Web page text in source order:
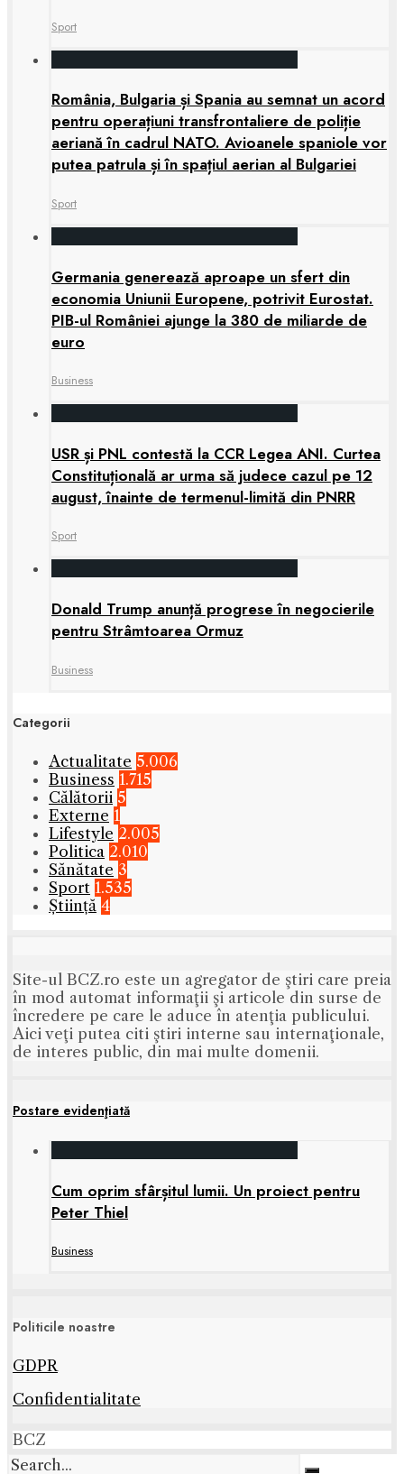
Sport
România, Bulgaria și Spania au semnat un acord
pentru operațiuni transfrontaliere de poliție
aeriană în cadrul NATO. Avioanele spaniole vor
putea patrula și în spațiul aerian al Bulgariei
Sport
Germania generează aproape un sfert din
economia Uniunii Europene, potrivit Eurostat.
PIB-ul României ajunge la 380 de miliarde de
euro
Business
USR și PNL contestă la CCR Legea ANI. Curtea
Constituțională ar urma să judece cazul pe 12
august, înainte de termenul-limită din PNRR
Sport
Donald Trump anunță progrese în negocierile
pentru Strâmtoarea Ormuz
Business
Categorii
Actualitate 5.006
Business 1.715
Călătorii 5
Externe 1
Lifestyle 2.005
Politica 2.010
Sănătate 3
Sport 1.535
Știință 4
Site-ul BCZ.ro este un agregator de ştiri care preia
în mod automat informaţii şi articole din surse de
încredere pe care le aduce în atenţia publicului.
Aici veţi putea citi ştiri interne sau internaţionale,
de interes public, din mai multe domenii.
Postare evidenţiată
Cum oprim sfârșitul lumii. Un proiect pentru
Peter Thiel
Business
Politicile noastre
GDPR
Confidentialitate
BCZ